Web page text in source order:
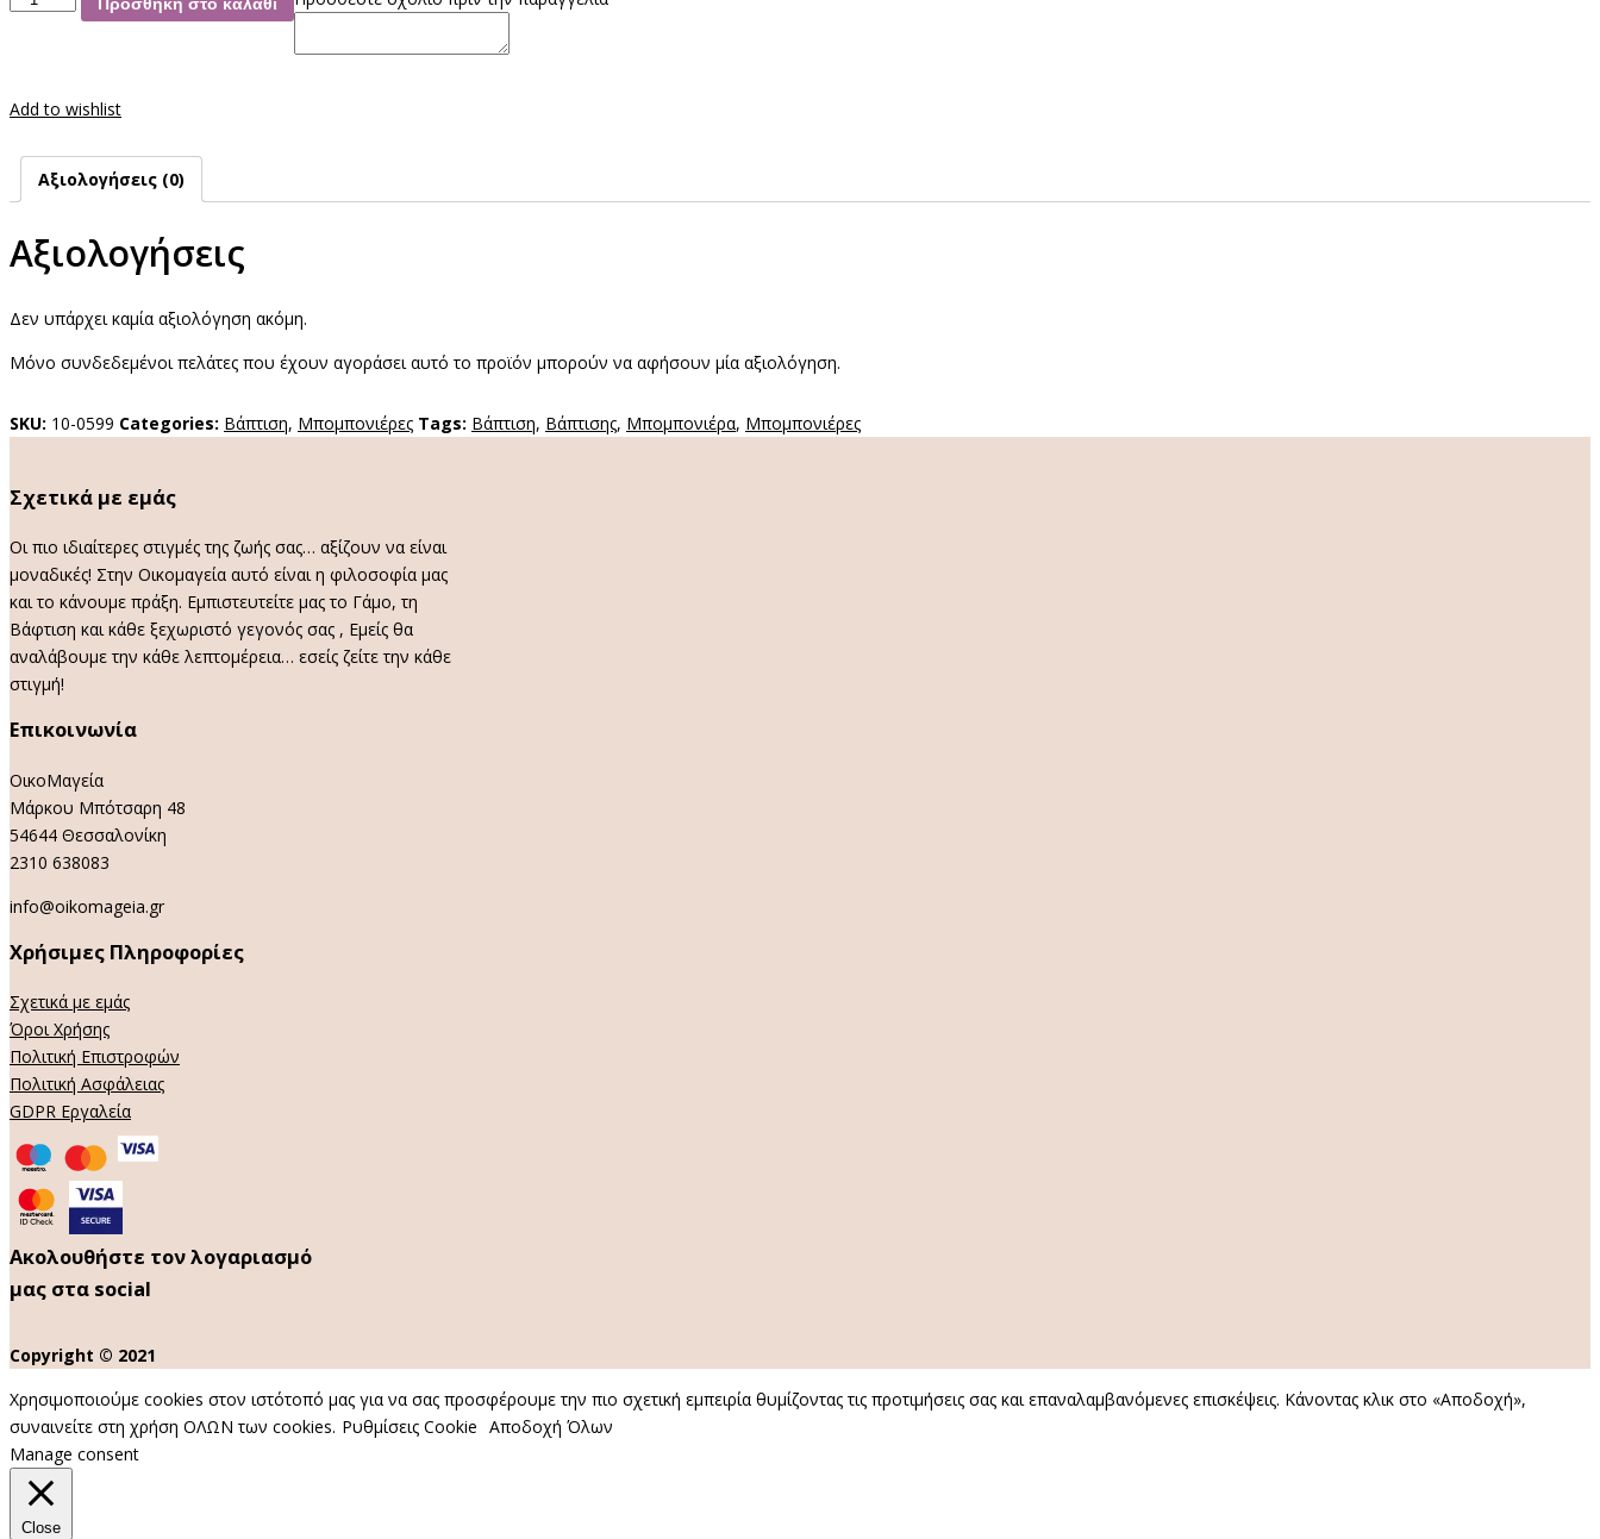
Add to wishlist
Αξιολογήσεις (0)
Αξιολογήσεις
Δεν υπάρχει καμία αξιολόγηση ακόμη.
Μόνο συνδεδεμένοι πελάτες που έχουν αγοράσει αυτό το προϊόν μπορούν να αφήσουν μία αξιολόγηση.
SKU: 10-0599 Categories: Βάπτιση, Μπομπονιέρες Tags: Βάπτιση, Βάπτισης, Μπομπονιέρα, Μπομπονιέρες
Σχετικά με εμάς
Οι πιο ιδιαίτερες στιγμές της ζωής σας… αξίζουν να είναι
μοναδικές! Στην Οικομαγεία αυτό είναι η φιλοσοφία μας
και το κάνουμε πράξη. Εμπιστευτείτε μας το Γάμο, τη
Βάφτιση και κάθε ξεχωριστό γεγονός σας , Εμείς θα
αναλάβουμε την κάθε λεπτομέρεια… εσείς ζείτε την κάθε
στιγμή!
Επικοινωνία
ΟικοΜαγεία
Μάρκου Μπότσαρη 48
54644 Θεσσαλονίκη
2310 638083
info@oikomageia.gr
Χρήσιμες Πληροφορίες
Σχετικά με εμάς
Όροι Χρήσης
Πολιτική Επιστροφών
Πολιτική Ασφάλειας
GDPR Εργαλεία
Ακολουθήστε τον λογαριασμό
μας στα social
Copyright © 2021
Χρησιμοποιούμε cookies στον ιστότοπό μας για να σας προσφέρουμε την πιο σχετική εμπειρία θυμίζοντας τις προτιμήσεις σας και επαναλαμβανόμενες επισκέψεις. Κάνοντας κλικ στο «Αποδοχή»,
συναινείτε στη χρήση ΟΛΩΝ των cookies. Ρυθμίσεις Cookie Αποδοχή Όλων
Manage consent
Close